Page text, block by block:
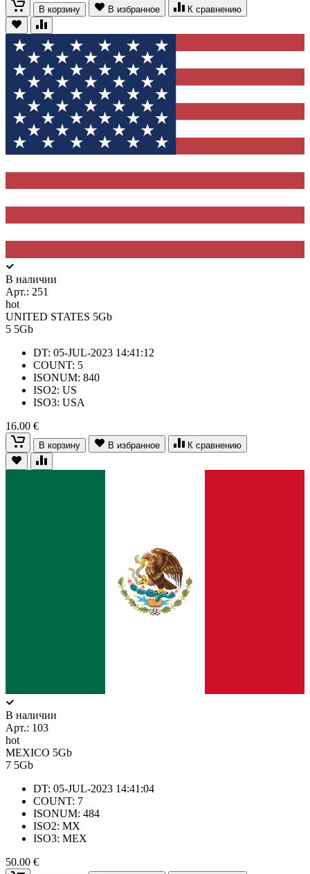
В корзину В избранное К сравнению
В наличии
Арт.: 251
hot
UNITED STATES 5Gb
5 5Gb
DT: 05-JUL-2023 14:41:12
COUNT: 5
ISONUM: 840
ISO2: US
ISO3: USA
16.00 €
В корзину В избранное К сравнению
В наличии
Арт.: 103
hot
MEXICO 5Gb
7 5Gb
DT: 05-JUL-2023 14:41:04
COUNT: 7
ISONUM: 484
ISO2: MX
ISO3: MEX
50.00 €